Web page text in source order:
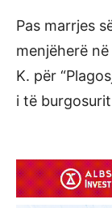
Pas marrjes
menjëherë
K. për
i të